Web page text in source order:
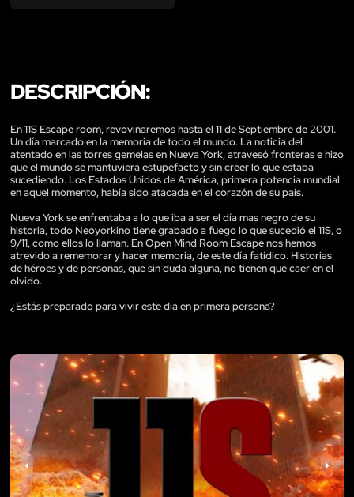
DESCRIPCIÓN:
En 11S Escape room, revovinaremos hasta el 11 de Septiembre de 2001.
Un día marcado en la memoria de todo el mundo. La noticia del
atentado en las torres gemelas en Nueva York, atravesó fronteras e hizo
que el mundo se mantuviera estupefacto y sin creer lo que estaba
sucediendo. Los Estados Unidos de América, primera potencia mundial
en aquel momento, había sido atacada en el corazón de su país.
Nueva York se enfrentaba a lo que iba a ser el día mas negro de su
historia, todo Neoyorkino tiene grabado a fuego lo que sucedió el 11S, o
9/11, como ellos lo llaman. En Open Mind Room Escape nos hemos
atrevido a rememorar y hacer memoria, de este día fatídico. Historias
de héroes y de personas, que sin duda alguna, no tienen que caer en el
olvido.
¿Estás preparado para vivir este dia en primera persona?